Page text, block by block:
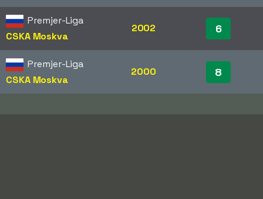
Premjer-Liga
CSKA Moskva
2002 6
Premjer-Liga
CSKA Moskva
2000 8